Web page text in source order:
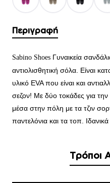
Περιγραφή
Sabino Shoes Γυναικεία
αντιολισθητική σόλα. Είναι
υλικό EVA που είναι και
σεζον! Mε δύο τοκάδες για την
μέσα στην πόλη με τα τζιν
παντελόνια και τα τοπ.
Τρόποι